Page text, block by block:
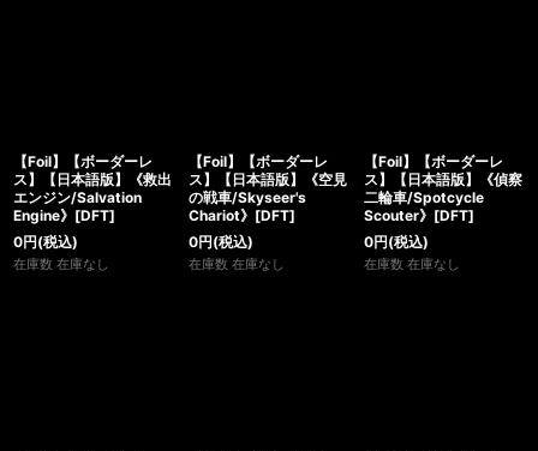
【Foil】【ボーダーレ
ス】【日本語版】《救出
エンジン/Salvation
Engine》[DFT]
0円(税込)
在庫数 在庫なし
【Foil】【ボーダーレ
ス】【日本語版】《空見
の戦車/Skyseer's
Chariot》[DFT]
0円(税込)
在庫数 在庫なし
【Foil】【ボーダーレ
ス】【日本語版】《偵察
二輪車/Spotcycle
Scouter》[DFT]
0円(税込)
在庫数 在庫なし